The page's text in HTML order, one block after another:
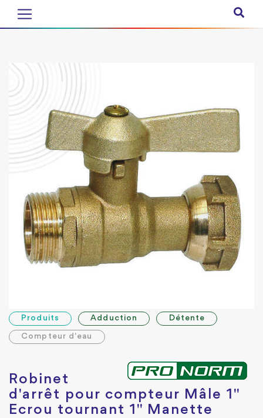
Produits Adduction Détente
Compteur d'eau
Robinet
d'arrêt pour compteur Mâle 1"
Ecrou tournant 1" Manette